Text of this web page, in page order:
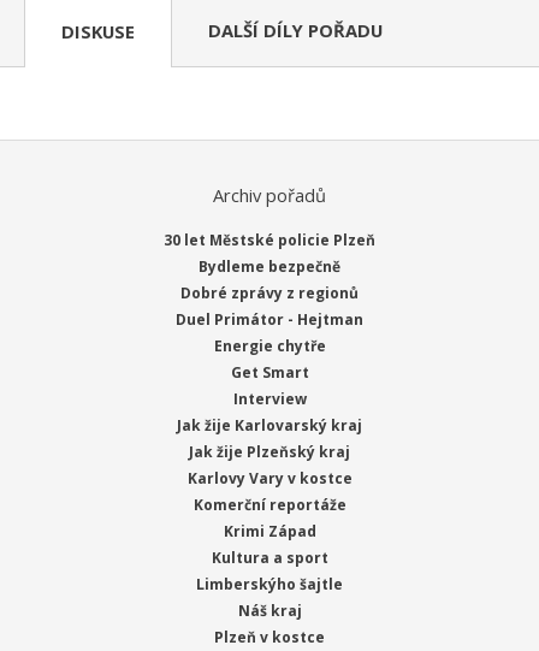
DISKUSE DALŠÍ DÍLY POŘADU
Archiv pořadů
30 let Městské policie Plzeň
Bydleme bezpečně
Dobré zprávy z regionů
Duel Primátor - Hejtman
Energie chytře
Get Smart
Interview
Jak žije Karlovarský kraj
Jak žije Plzeňský kraj
Karlovy Vary v kostce
Komerční reportáže
Krimi Západ
Kultura a sport
Limberskýho šajtle
Náš kraj
Plzeň v kostce